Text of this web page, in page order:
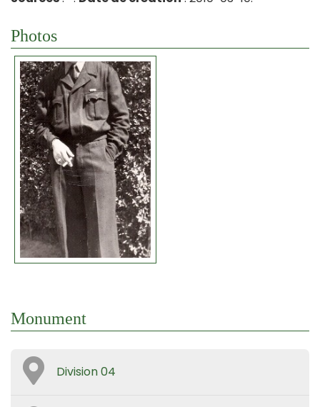
Photos
Monument
Division 04